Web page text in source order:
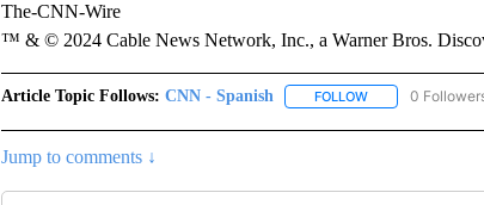
The-CNN-Wire
™ & © 2024 Cable News Network, Inc., a Warner Bros.
Article Topic Follows: CNN - Spanish FOLLOWFOLLOW "CNN -
0
Jump to comments ↓